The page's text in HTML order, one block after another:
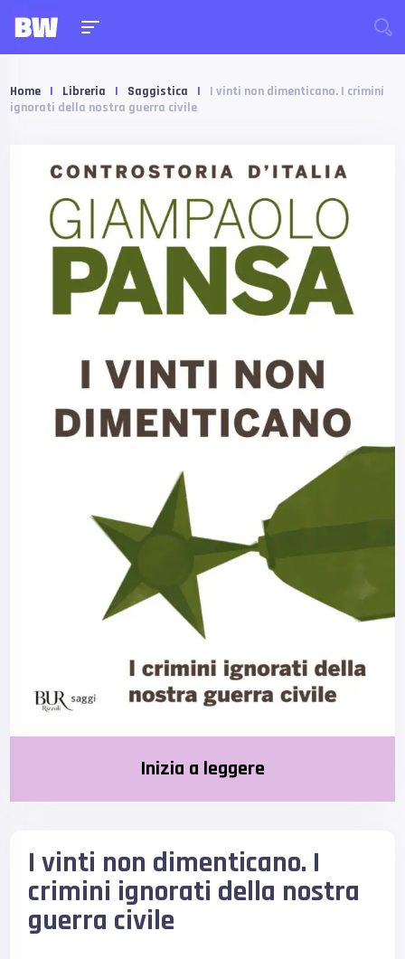
Home | Libreria | Saggistica |
I vinti non dimenticano. I crimini
ignorati della nostra guerra civile
Inizia a leggere
I vinti non dimenticano. I
crimini ignorati della nostra
guerra civile